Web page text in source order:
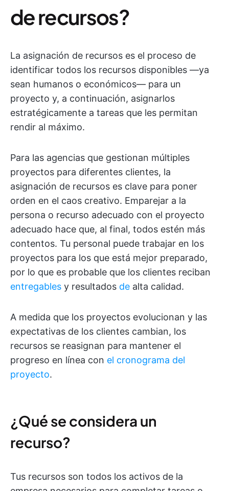
de recursos?
La asignación de recursos es el proceso de
identificar todos los recursos disponibles —ya
sean humanos o económicos— para un
proyecto y, a continuación, asignarlos
estratégicamente a tareas que les permitan
rendir al máximo.
Para las agencias que gestionan múltiples
proyectos para diferentes clientes, la
asignación de recursos es clave para poner
orden en el caos creativo. Emparejar a la
persona o recurso adecuado con el proyecto
adecuado hace que, al final, todos estén más
contentos. Tu personal puede trabajar en los
proyectos para los que está mejor preparado,
por lo que es probable que los clientes reciban
entregables y resultados de alta calidad.
A medida que los proyectos evolucionan y las
expectativas de los clientes cambian, los
recursos se reasignan para mantener el
progreso en línea con el cronograma del
proyecto.
¿Qué se considera un
recurso?
Tus recursos son todos los activos de la